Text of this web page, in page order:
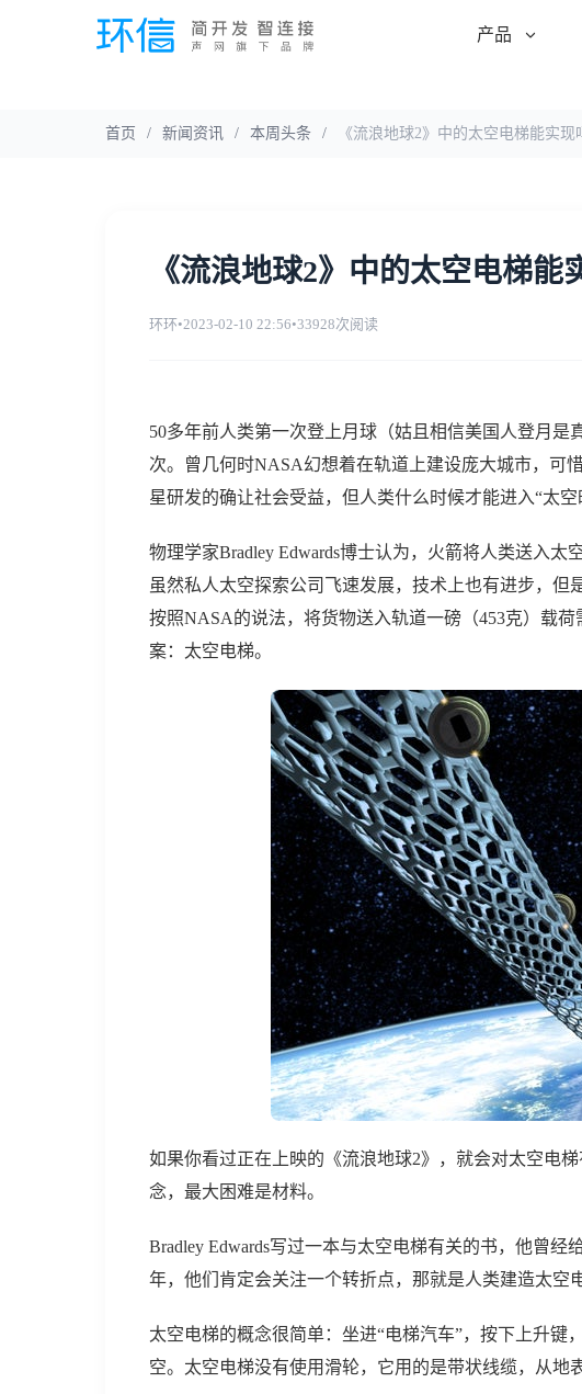
产品
首页 / 新闻资讯 / 本周头条 / 《流浪地球2》中的太空电梯能实现
《流浪地球2》中的太空电梯能
环环•2023-02-10 22:56•33928次阅读
50多年前人类第一次登上月球（姑且相信美国人登月是
次。曾几何时NASA幻想着在轨道上建设庞大城市，可
星研发的确让社会受益，但人类什么时候才能进入“太
物理学家Bradley Edwards博士认为，火箭将人类送入
虽然私人太空探索公司飞速发展，技术上也有进步，但
按照NASA的说法，将货物送入轨道一磅（453克）载
案：太空电梯。
如果你看过正在上映的《流浪地球2》，就会对太空电
念，最大困难是材料。
Bradley Edwards写过一本与太空电梯有关的书，他曾
年，他们肯定会关注一个转折点，那就是人类建造太空
太空电梯的概念很简单：坐进“电梯汽车”，按下上升键
空。太空电梯没有使用滑轮，它用的是带状线缆，从地